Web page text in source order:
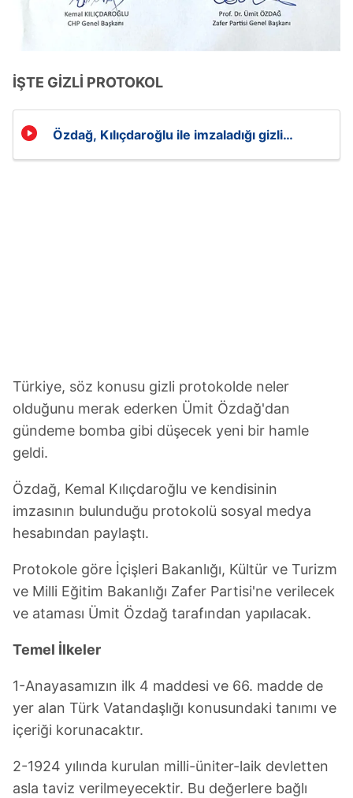
İŞTE GİZLİ PROTOKOL
Özdağ, Kılıçdaroğlu ile imzaladığı gizli
Türkiye, söz konusu gizli protokolde neler
olduğunu merak ederken Ümit Özdağ'dan
gündeme bomba gibi düşecek yeni bir hamle
geldi.
Özdağ, Kemal Kılıçdaroğlu ve kendisinin
imzasının bulunduğu protokolü sosyal medya
hesabından paylaştı.
Protokole göre İçişleri Bakanlığı, Kültür ve Turizm
ve Milli Eğitim Bakanlığı Zafer Partisi'ne verilecek
ve ataması Ümit Özdağ tarafından yapılacak.
Temel İlkeler
1-Anayasamızın ilk 4 maddesi ve 66. madde de
yer alan Türk Vatandaşlığı konusundaki tanımı ve
içeriği korunacaktır.
2-1924 yılında kurulan milli-üniter-laik devletten
asla taviz verilmeyecektir. Bu değerlere bağlı